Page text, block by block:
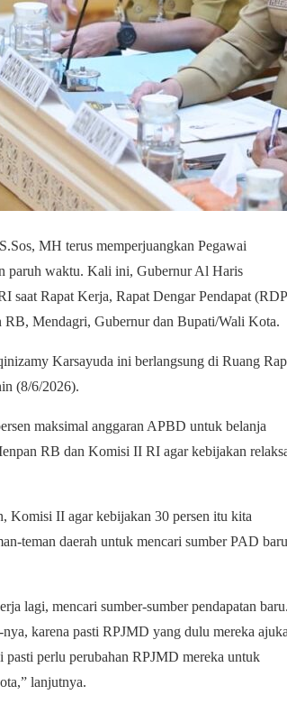
MH terus memperjuangkan Pegawai
paruh waktu. Kali ini, Gubernur Al Haris
saat Rapat Kerja, Rapat Dengar Pendapat
RB, Mendagri, Gubernur dan Bupati/Wali Kota.
Karsayuda ini berlangsung di Ruang
(8/6/2026).
maksimal anggaran APBD untuk belanja
RB dan Komisi II RI agar kebijakan
Komisi II agar kebijakan 30 persen itu kita
teman daerah untuk mencari sumber PAD
lagi, mencari sumber-sumber pendapatan baru.
karena pasti RPJMD yang dulu mereka
perlu perubahan RPJMD mereka untuk
lanjutnya.